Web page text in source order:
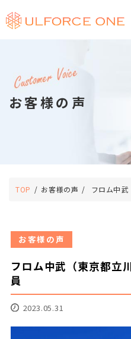
お客様の声
TOP お客様の声 フロム中武
お客様の声
フロム中武（東京都立
員
2023.05.31